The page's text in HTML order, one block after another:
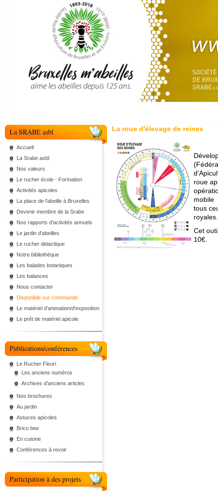
La SRABE asbl
Accueil
La Srabe asbl
Nos valeurs
Le rucher école - Formation
Activités apicoles
La place de l'abeille à Bruxelles
Devenir membre de la Srabe
Nos rapports d'activités annuels
Le jardin d'abeilles
Le rucher didactique
Notre bibliothèque
Les balades botaniques
Les balances
Nous contacter
Disponible sur commande
Le matériel d'animation/d'exposition
Le prêt de matériel apicole
Publications/conférences
Le Rucher Fleuri
Les anciens numéros
Archives d'anciens articles
Nos brochures
Au jardin
Astuces apicoles
Brico bee
En cuisine
Conférences à revoir
Participation à des projets
La roue d'élevage de reines
roue
mobile
tous
royales.
Cet
10€.